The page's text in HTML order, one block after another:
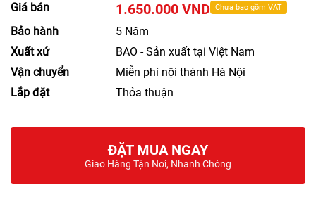
Giá bán 1.650.000 VND Chưa bao gồm VAT
Bảo hành
5 Năm
Xuất xứ
BAO - Sản xuất tại Việt Nam
Vận chuyển
Miễn phí nội thành Hà Nội
Lắp đặt
Thỏa thuận
ĐẶT MUA NGAY
Giao Hàng Tận Nơi, Nhanh Chóng